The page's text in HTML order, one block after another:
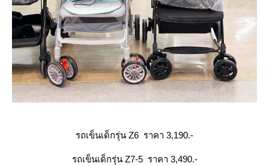
รถเข็นเด็กรุ่น Z6 ราคา 3,190.-
รถเข็นเด็กรุ่น Z7-5 ราคา 3,490.-